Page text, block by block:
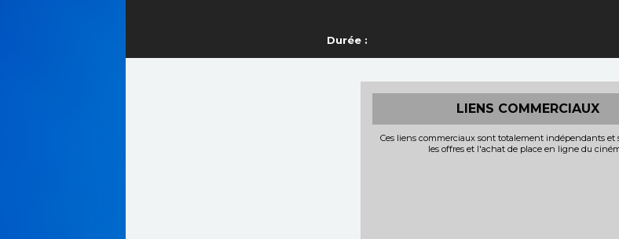
Durée :
LIENS COMMERCIAUX
Ces liens commerciaux sont totalement indépendants et
les offres et l'achat de place en ligne du